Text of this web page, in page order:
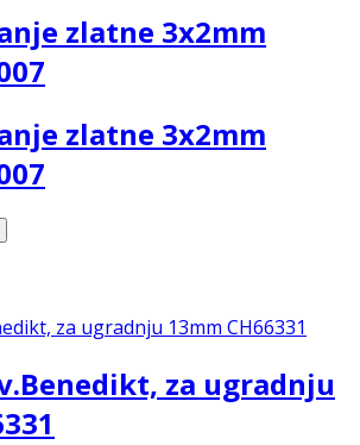
zlatne 3x2mm
zlatne 3x2mm
za ugradnju